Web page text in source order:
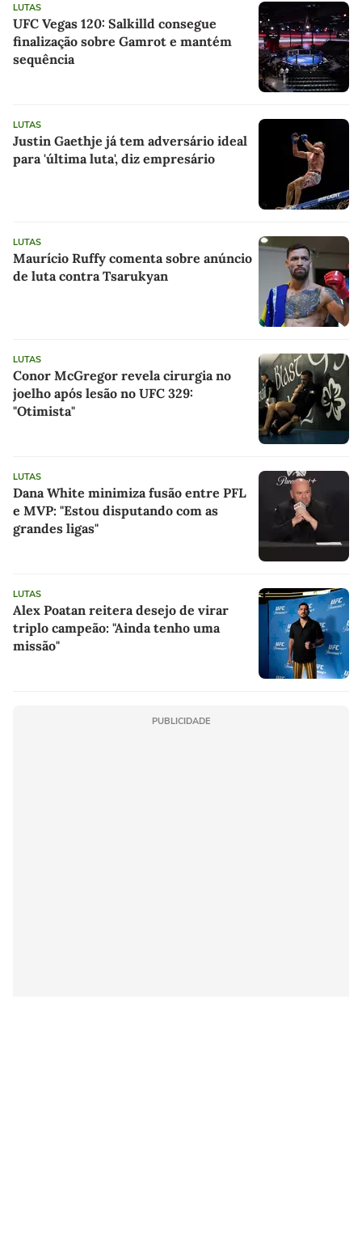
LUTAS
UFC Vegas 120: Salkilld consegue
finalização sobre Gamrot e mantém
sequência
LUTAS
Justin Gaethje já tem adversário ideal
para 'última luta', diz empresário
LUTAS
Maurício Ruffy comenta sobre anúncio
de luta contra Tsarukyan
LUTAS
Conor McGregor revela cirurgia no
joelho após lesão no UFC 329:
"Otimista"
LUTAS
Dana White minimiza fusão entre PFL
e MVP: "Estou disputando com as
grandes ligas"
LUTAS
Alex Poatan reitera desejo de virar
triplo campeão: "Ainda tenho uma
missão"
PUBLICIDADE